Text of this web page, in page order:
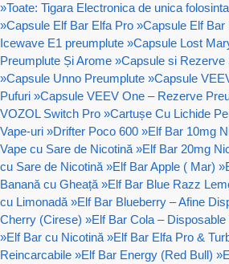
»Toate: Tigara Electronica de unica folosinta
»Capsule Elf Bar Elfa Pro »Capsule Elf Bar
Icewave E1 preumplute »Capsule Lost
Preumplute Și Arome »Capsule si
»Capsule Unno Preumplute »Capsule
Pufuri »Capsule VEEV One – Rezerve
VOZOL Switch Pro »Cartușe Cu Lichide
Vape-uri »Drifter Poco 600 »Elf Bar 10mg
Vape cu Sare de Nicotină »Elf Bar 20mg
cu Sare de Nicotină »Elf Bar Apple ( Mar) »
Banană cu Gheață »Elf Bar Blue Razz
cu Limonadă »Elf Bar Blueberry – Afine
Cherry (Cirese) »Elf Bar Cola –
»Elf Bar cu Nicotină »Elf Bar Elfa Pro &
Reincarcabile »Elf Bar Energy (Red Bull) »